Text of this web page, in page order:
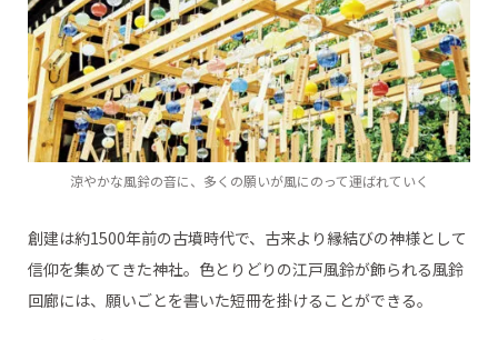
涼やかな風鈴の音に、多くの願いが風にのって運ばれていく
創建は約1500年前の古墳時代で、古来より縁結びの神様として
信仰を集めてきた神社。色とりどりの江戸風鈴が飾られる風鈴
回廊には、願いごとを書いた短冊を掛けることができる。